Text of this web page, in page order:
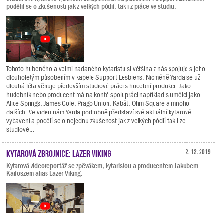
podělil se o zkušenosti jak z velkých pódií, tak i z práce ve studiu.
Tohoto hubeného a velmi nadaného kytaristu si většina z nás spojuje s jeho
dlouholetým působením v kapele Support Lesbiens. Nicméně Yarda se už
dlouhá léta věnuje především studiové práci s hudební produkci. Jako
hudebník nebo producent má na kontě spolupráci například s umělci jako
Alice Springs, James Cole, Prago Union, Kabát, Ohm Square a mnoho
dalších. Ve videu nám Yarda podrobně představí své aktuální kytarové
vybavení a podělí se o nejednu zkušenost jak z velkých pódií tak i ze
studiové...
2. 12. 2019
Kytarová zbrojnice: Lazer Viking
Kytarová videoreportáž se zpěvákem, kytaristou a producentem Jakubem
Kaifoszem alias Lazer Viking.